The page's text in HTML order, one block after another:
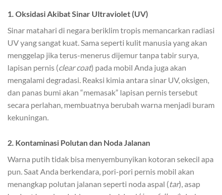
1. Oksidasi Akibat Sinar Ultraviolet (UV)
Sinar matahari di negara beriklim tropis memancarkan radiasi
UV yang sangat kuat. Sama seperti kulit manusia yang akan
menggelap jika terus-menerus dijemur tanpa tabir surya,
lapisan pernis (clear coat) pada mobil Anda juga akan
mengalami degradasi. Reaksi kimia antara sinar UV, oksigen,
dan panas bumi akan “memasak” lapisan pernis tersebut
secara perlahan, membuatnya berubah warna menjadi buram
kekuningan.
2. Kontaminasi Polutan dan Noda Jalanan
Warna putih tidak bisa menyembunyikan kotoran sekecil apa
pun. Saat Anda berkendara, pori-pori pernis mobil akan
menangkap polutan jalanan seperti noda aspal (tar), asap